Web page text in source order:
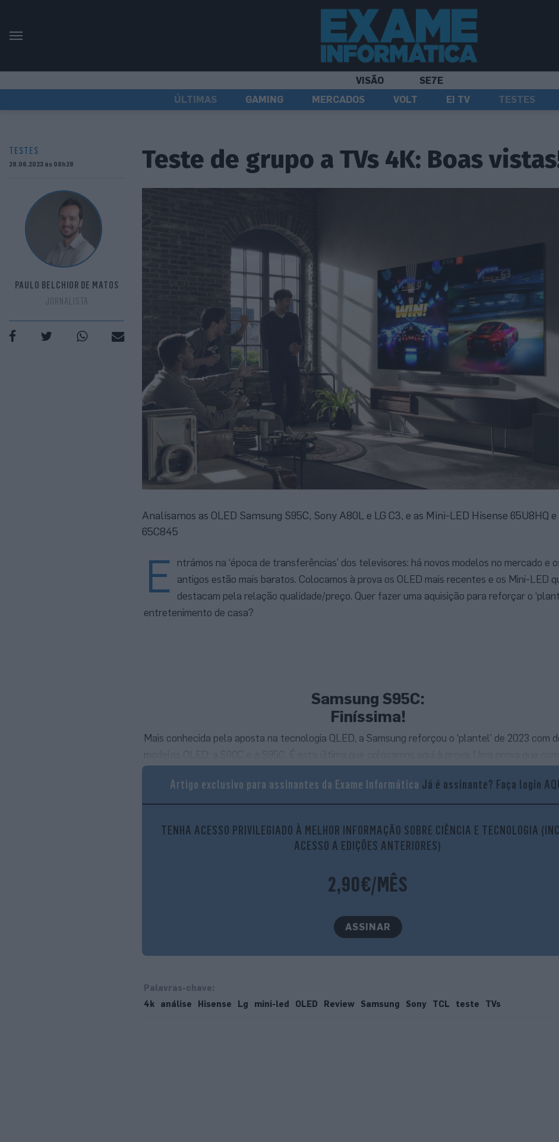
VISÃO
SE7E
ÚLTIMAS
GAMING MERCADOS VOLT EI TV TESTES
TESTES
28.06.2023 às 09h28
PAULO BELCHIOR DE MATOS
JORNALISTA
Teste de grupo a TVs 4K: Boas
Analisamos as OLED Samsung S95C, Sony A80L e LG C3, e as Mini-LED Hisense 65U8HQ e
65C845
E
ntrámos na ‘época de transferências’ dos televisores: há novos modelos no mercado e
antigos estão mais baratos. Colocamos à prova os OLED mais recentes e os Mini-LED
destacam pela relação qualidade/preço. Quer fazer uma aquisição para reforçar o
entretenimento de casa?
Samsung S95C:
Finíssima!
Mais conhecida pela aposta na tecnologia QLED, a Samsung reforçou o ‘plantel’ de 2023 com
praticamente inexistentes e pela espessura extremamente reduzida. É, numa palavra, finíssima.
Artigo exclusivo para assinantes da Exame Informática Já é assinante? Faça login
TENHA ACESSO PRIVILEGIADO À MELHOR INFORMAÇÃO SOBRE CIÊNCIA E TECNOLOGIA
ACESSO A EDIÇÕES ANTERIORES)
2,90€/MÊS
ASSINAR
Palavras-chave:
4k
análise Hisense Lg mini-led OLED Review Samsung Sony TCL teste TVs